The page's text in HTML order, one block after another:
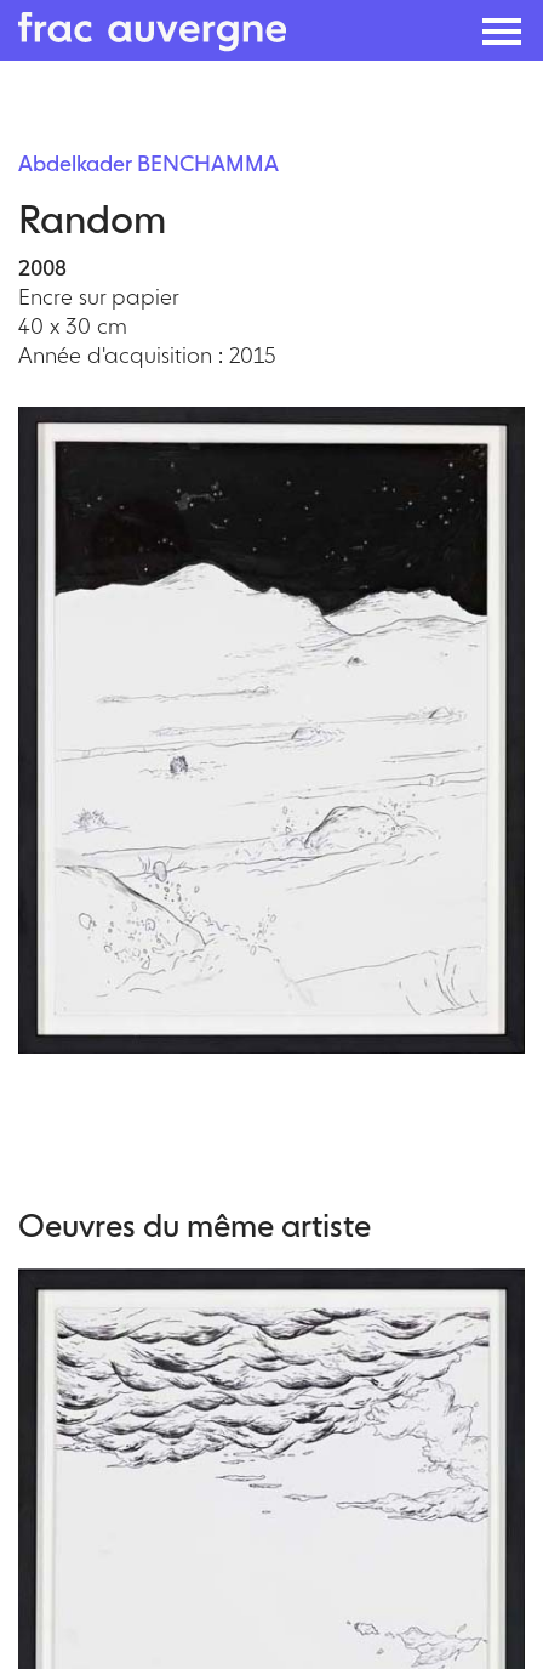
content
Abdelkader BENCHAMMA
Random
2008
Encre sur papier
40 x 30 cm
Année d'acquisition : 2015
Oeuvres du même artiste